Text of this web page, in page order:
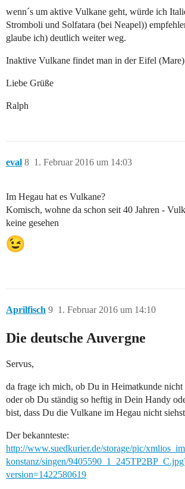
wenn´s um aktive Vulkane geht, würde ich
Stromboli und Solfatara (bei Neapel))
glaube ich) deutlich weiter weg.
Inaktive Vulkane findet man in der Eifel
Liebe Grüße
Ralph
eval 1. Februar 2016 um 14:03
8
Im Hegau hat es Vulkane?
Komisch, wohne da schon seit 40 Jahren -
keine gesehen
Aprilfisch 1. Februar 2016 um 14:10
9
Die deutsche Auvergne
Servus,
da frage ich mich, ob Du in Heimatkunde nicht
oder ob Du ständig so heftig in Dein Handy
bist, dass Du die Vulkane im Hegau nicht
Der bekannteste:
http://www.suedkurier.de/storage/pic/
konstanz/singen/
version=1422580619